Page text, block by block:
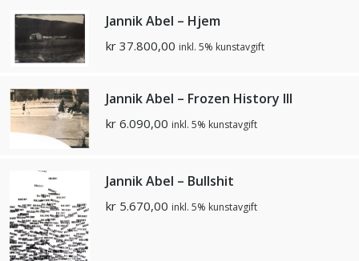
Jannik Abel – Hjem
kr 37.800,00 inkl. 5% kunstavgift
Jannik Abel – Frozen History III
kr 6.090,00 inkl. 5% kunstavgift
Jannik Abel – Bullshit
kr 5.670,00 inkl. 5% kunstavgift